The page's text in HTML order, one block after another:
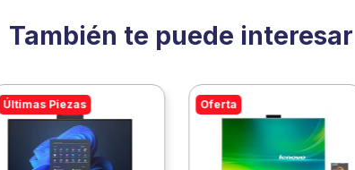
También te puede interesar
Últimas Piezas Oferta